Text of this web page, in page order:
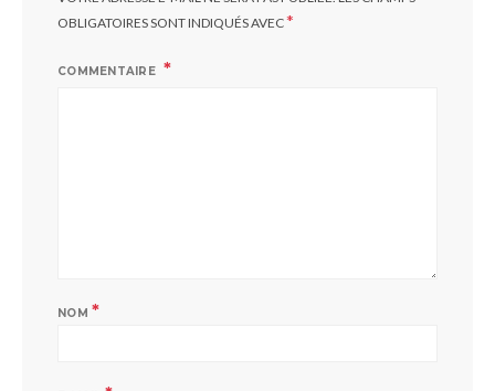
OBLIGATOIRES SONT INDIQUÉS AVEC*
COMMENTAIRE
NOM *